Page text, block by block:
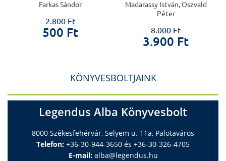
Farkas Sándor
2.800 Ft
500 Ft
Madarassy István, Oszvald
Péter
8.000 Ft
3.900 Ft
KÖNYVESBOLTJAINK
Legendus Alba Könyvesbolt
8000 Székesfehérvár, Selyem u. 11a, Palotaváros
Telefon: +36-30-944-3650 és +36-30-326-4705
E-mail: alba@legendus.hu